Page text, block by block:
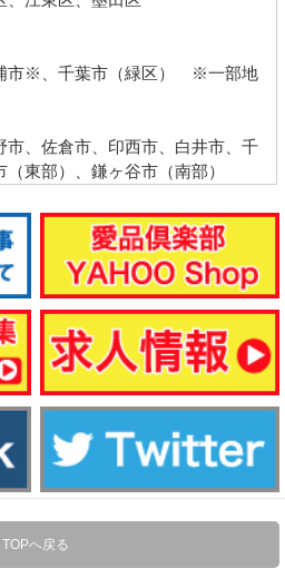
市※、千葉市（緑区） ※一部地
、佐倉市、印西市、白井市、千
東部）、鎌ヶ谷市（南部）
TOPへ戻る